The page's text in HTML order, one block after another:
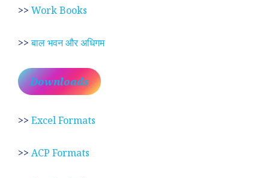
>> Work Books
>>बाल भवन और अधिगम
Downloads
>> Excel Formats
>> ACP Formats